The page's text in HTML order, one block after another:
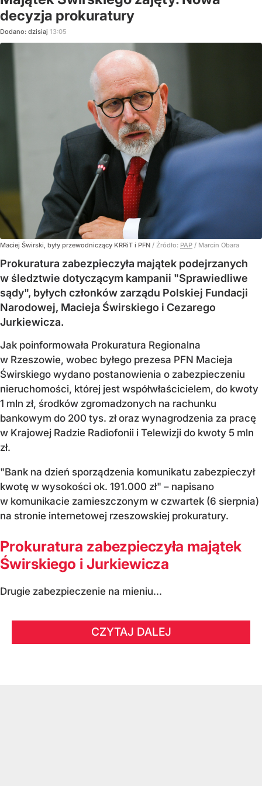
decyzja prokuratury
Dodano: dzisiaj 13:05
Maciej Świrski, były przewodniczący KRRiT i PFN / Źródło: PAP / Marcin Obara
Prokuratura zabezpieczyła majątek podejrzanych
w śledztwie dotyczącym kampanii "Sprawiedliwe
sądy", byłych członków zarządu Polskiej Fundacji
Narodowej, Macieja Świrskiego i Cezarego
Jurkiewicza.
Jak poinformowała Prokuratura Regionalna
w Rzeszowie, wobec byłego prezesa PFN Macieja
Świrskiego wydano postanowienia o zabezpieczeniu
nieruchomości, której jest współwłaścicielem, do kwoty
1 mln zł, środków zgromadzonych na rachunku
bankowym do 200 tys. zł oraz wynagrodzenia za pracę
w Krajowej Radzie Radiofonii i Telewizji do kwoty 5 mln
zł.
"Bank na dzień sporządzenia komunikatu zabezpieczył
kwotę w wysokości ok. 191.000 zł" – napisano
w komunikacie zamieszczonym w czwartek (6 sierpnia)
na stronie internetowej rzeszowskiej prokuratury.
Prokuratura zabezpieczyła majątek
Świrskiego i Jurkiewicza
Drugie zabezpieczenie na mieniu...
CZYTAJ DALEJ